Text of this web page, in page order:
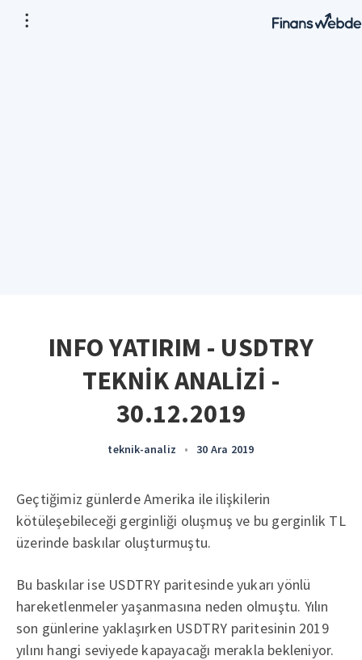
INFO YATIRIM - USDTRY
TEKNİK ANALİZİ -
30.12.2019
teknik-analiz • 30 Ara 2019
Geçtiğimiz günlerde Amerika ile ilişkilerin
kötüleşebileceği gerginliği oluşmuş ve bu gerginlik TL
üzerinde baskılar oluşturmuştu.
Bu baskılar ise USDTRY paritesinde yukarı yönlü
hareketlenmeler yaşanmasına neden olmuştu. Yılın
son günlerine yaklaşırken USDTRY paritesinin 2019
yılını hangi seviyede kapayacağı merakla bekleniyor.